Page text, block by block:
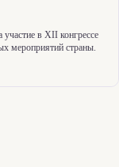
в XII конгрессе
мероприятий страны.